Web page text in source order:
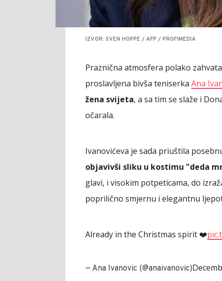
IZVOR: SVEN HOPPE / AFP / PROFIMEDIA
Praznična atmosfera polako
proslavljena bivša teniserka Ana
žena svijeta, a sa tim se slaže i
očarala.
Ivanovićeva je sada priuštila
objavivši sliku u kostimu "deda
glavi, i visokim potpeticama, do
poprilično smjernu i elegantnu
Already in the Christmas spirit ❤️
— Ana Ivanovic (@anaivanovic)